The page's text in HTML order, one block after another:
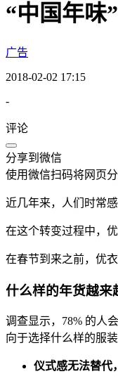
“中国年味
广告
2018-02-02 17:15
-
评论
分享到微信
使用微信扫码将网页
近几年来，人们时常
在这个转变过程中，
在春节到来之前，优
什么样的年货越来
调查显示，78% 的人
向于选择什么样的服装
仪式感无法替代